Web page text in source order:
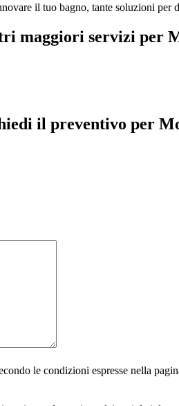
il tuo bagno, tante soluzioni per
maggiori servizi per
il preventivo per
le condizioni espresse nella